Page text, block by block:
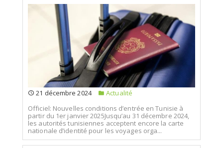
21 décembre 2024
Actualité
Officiel: Nouvelles conditions d’entrée en Tunisie à
partir du 1er janvier 2025Jusqu’au 31 décembre 2024,
les autorités tunisiennes acceptent encore la carte
nationale d’identité pour les voyages orga...